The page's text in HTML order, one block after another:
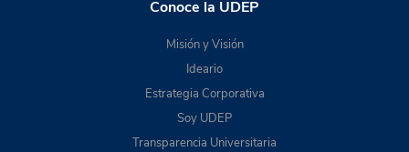
Conoce la UDEP
Misión y Visión
Ideario
Estrategia Corporativa
Soy UDEP
Transparencia Universitaria